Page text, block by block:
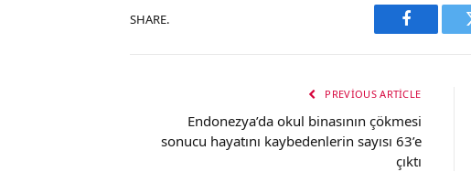
SHARE.
Facebook
PREVIOUS ARTICLE
Endonezya’da okul binasının çökmesi
sonucu hayatını kaybedenlerin sayısı 63’e
çıktı